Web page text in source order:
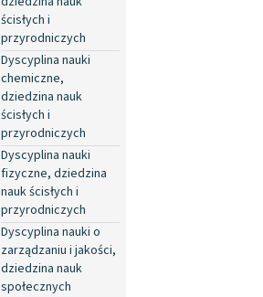
ścisłych i
przyrodniczych
Dyscyplina nauki
chemiczne,
dziedzina nauk
ścisłych i
przyrodniczych
Dyscyplina nauki
fizyczne, dziedzina
nauk ścisłych i
przyrodniczych
Dyscyplina nauki o
zarządzaniu i jakości,
dziedzina nauk
społecznych